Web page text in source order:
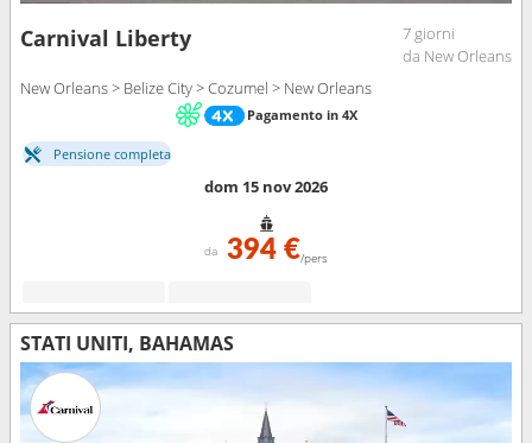
Carnival Liberty
7 giorni
da New Orleans
New Orleans > Belize City > Cozumel > New Orleans
Pagamento in 4X
Pensione completa
dom 15 nov 2026
da 394 €/pers
STATI UNITI, BAHAMAS